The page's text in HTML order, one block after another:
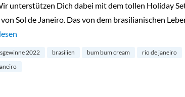
unterstützen Dich dabei mit dem tollen Holiday
von Sol de Janeiro. Das von dem brasilianischen
2022: „Bum Bum Beat“ Set von Sol de
2022 brasilien bum bum cream
rio de janeiro